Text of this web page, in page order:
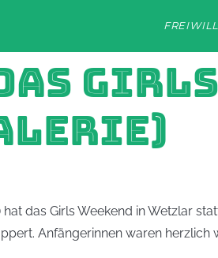
hat das Girls Weekend in Wetzlar
Anfängerinnen waren herzlich